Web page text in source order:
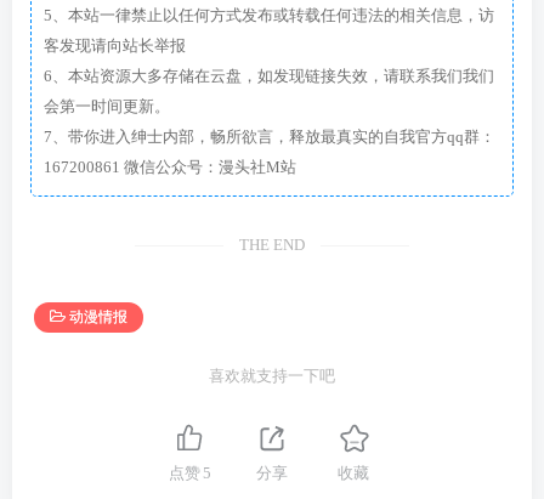
5、本站一律禁止以任何方式发布或转载任何违法的相关信息，访
客发现请向站长举报
6、本站资源大多存储在云盘，如发现链接失效，请联系我们我们
会第一时间更新。
7、带你进入绅士内部，畅所欲言，释放最真实的自我官方qq群：
167200861 微信公众号：漫头社M站
THE END
动漫情报
喜欢就支持一下吧
点赞 5 分享 收藏